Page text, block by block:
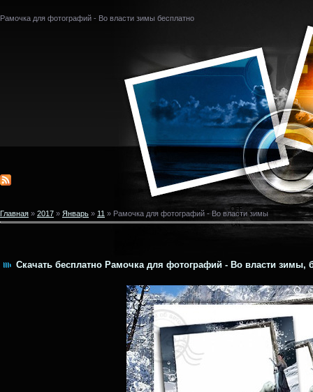
Рамочка для фотографий - Во власти зимы бесплатно
Главная » 2017 » Январь » 11 » Рамочка для фотографий - Во власти зимы
Скачать бесплатно Рамочка для фотографий - Во власти зимы,